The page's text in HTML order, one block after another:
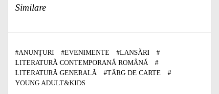
Similare
#ANUNȚURI #EVENIMENTE #LANSĂRI
#
LITERATURĂ CONTEMPORANĂ ROMÂNĂ
#
LITERATURĂ GENERALĂ
#TÂRG DE CARTE
#
YOUNG ADULT&KIDS